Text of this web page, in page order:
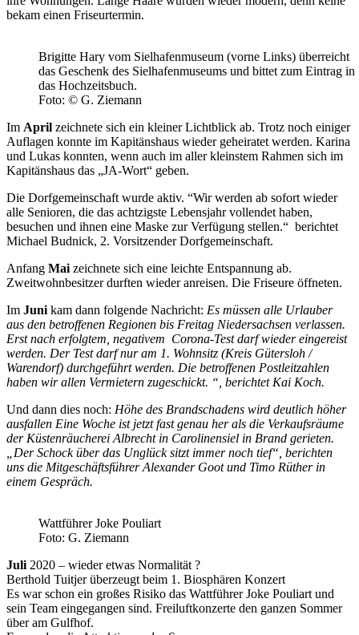
bekam einen Friseurtermin.
Brigitte Hary vom Sielhafenmuseum (vorne Links) überreicht
das Geschenk des Sielhafenmuseums und bittet zum Eintrag in
das Hochzeitsbuch.
Foto: © G. Ziemann
Im April zeichnete sich ein kleiner Lichtblick ab. Trotz noch einiger
Auflagen konnte im Kapitänshaus wieder geheiratet werden. Karina
und Lukas konnten, wenn auch im aller kleinstem Rahmen sich im
Kapitänshaus das „JA-Wort“ geben.
Die Dorfgemeinschaft wurde aktiv. “Wir werden ab sofort wieder
alle Senioren, die das achtzigste Lebensjahr vollendet haben,
besuchen und ihnen eine Maske zur Verfügung stellen.“ berichtet
Michael Budnick, 2. Vorsitzender Dorfgemeinschaft.
Anfang Mai zeichnete sich eine leichte Entspannung ab.
Zweitwohnbesitzer durften wieder anreisen. Die Friseure öffneten.
Im Juni kam dann folgende Nachricht: Es müssen alle Urlauber
aus den betroffenen Regionen bis Freitag Niedersachsen verlassen.
Erst nach erfolgtem, negativem Corona-Test darf wieder eingereist
werden. Der Test darf nur am 1. Wohnsitz (Kreis Gütersloh /
Warendorf) durchgeführt werden. Die betroffenen Postleitzahlen
haben wir allen Vermietern zugeschickt. “, berichtet Kai Koch.
Und dann dies noch: Höhe des Brandschadens wird deutlich höher
ausfallen Eine Woche ist jetzt fast genau her als die Verkaufsräume
der Küstenräucherei Albrecht in Carolinensiel in Brand gerieten.
„Der Schock über das Unglück sitzt immer noch tief“, berichten
uns die Mitgeschäftsführer Alexander Goot und Timo Rüther in
einem Gespräch.
Wattführer Joke Pouliart
Foto: G. Ziemann
Juli 2020 – wieder etwas Normalität ?
Berthold Tuitjer überzeugt beim 1. Biosphären Konzert
Es war schon ein großes Risiko das Wattführer Joke Pouliart und
sein Team eingegangen sind. Freiluftkonzerte den ganzen Sommer
über am Gulfhof.